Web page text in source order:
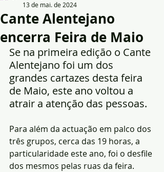
Cante Alentejano
encerra Feira de Maio
13 de mai. de 2024
Se na primeira edição o Cante
Alentejano foi um dos
grandes cartazes desta feira
de Maio, este ano voltou a
atrair a atenção das pessoas.
Para além da actuação em palco dos
três grupos, cerca das 19 horas, a
particularidade este ano, foi o desfile
dos mesmos pelas ruas da feira.